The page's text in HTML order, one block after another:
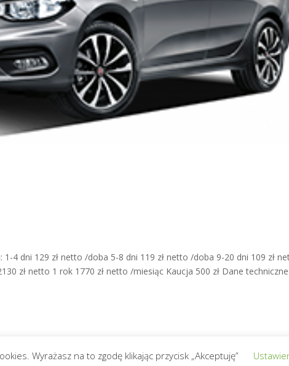
4 dni 129 zł netto /doba 5-8 dni 119 zł netto /doba 9-20 dni 109 zł
zł netto 1 rok 1770 zł netto /miesiąc Kaucja 500 zł Dane techniczne
przez WordPress
Wyrażasz na to zgodę klikając przycisk „Akceptuję”